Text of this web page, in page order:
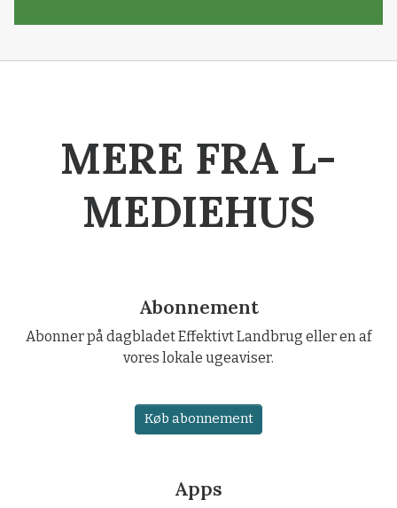
MERE FRA L-
MEDIEHUS
Abonnement
Abonner på dagbladet Effektivt Landbrug eller en af
vores lokale ugeaviser.
Køb abonnement
Apps